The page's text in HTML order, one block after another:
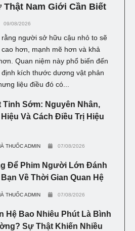
Thật Nam Giới Cần Biết
09/08/2026
người sở hữu cậu nhỏ to sẽ
hơn, mạnh mẽ hơn và khả
Quan niệm này phổ biến đến
kích thước dương vật phản
liệu điều đó có...
Tinh Sớm: Nguyên Nhân,
Hiệu Và Cách Điều Trị Hiệu
THUỐC ADMIN 07/08/2026
Để Phim Người Lớn Đánh
Về Thời Gian Quan Hệ
THUỐC ADMIN 07/08/2026
Hệ Bao Nhiêu Phút Là Bình
Sự Thật Khiến Nhiều